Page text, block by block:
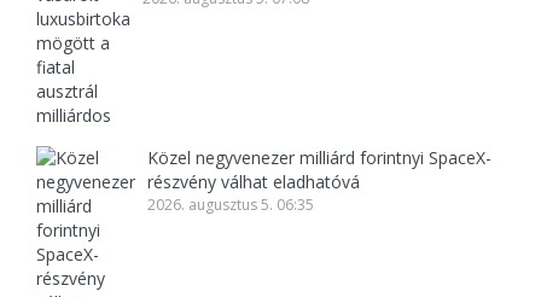
Közel negyvenezer milliárd forintnyi SpaceX-
részvény válhat eladhatóvá
2026. augusztus 5. 06:35